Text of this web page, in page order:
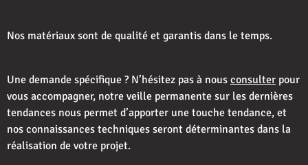
Nos matériaux sont de qualité et garantis dans le temps.
Une demande spécifique ? N’hésitez pas à nous consulter pour
vous accompagner, notre veille permanente sur les dernières
tendances nous permet d’apporter une touche tendance, et
nos connaissances techniques seront déterminantes dans la
réalisation de votre projet.